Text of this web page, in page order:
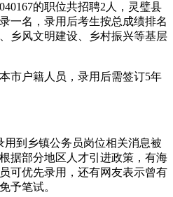
的职位共招聘2人，灵璧县
一名，录用后考生按总成绩排名
乡风文明建设、乡村振兴等基层
市户籍人员，录用后需签订5年
用到乡镇公务员岗位相关消息被
据部分地区人才引进政策，有海
可优先录用，还有网友表示曾有
予笔试。